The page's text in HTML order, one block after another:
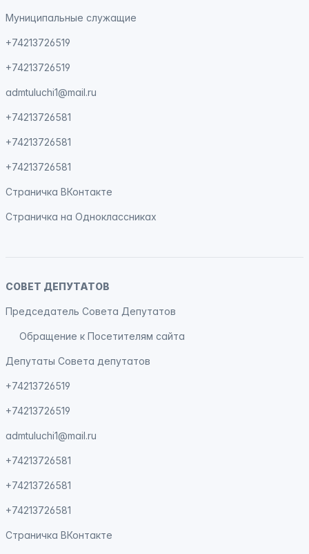
Муниципальные служащие
+74213726519
+74213726519
admtuluchi1@mail.ru
+74213726581
+74213726581
+74213726581
Страничка ВКонтакте
Страничка на Одноклассниках
СОВЕТ ДЕПУТАТОВ
Председатель Совета Депутатов
Обращение к Посетителям сайта
Депутаты Совета депутатов
+74213726519
+74213726519
admtuluchi1@mail.ru
+74213726581
+74213726581
+74213726581
Страничка ВКонтакте